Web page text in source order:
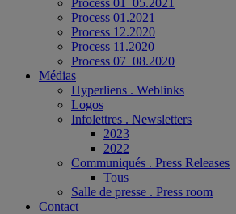
Process 01.2021
Process 12.2020
Process 11.2020
Process 07_08.2020
Médias
Hyperliens . Weblinks
Logos
Infolettres . Newsletters
2023
2022
Communiqués . Press Releases
Tous
Salle de presse . Press room
Contact